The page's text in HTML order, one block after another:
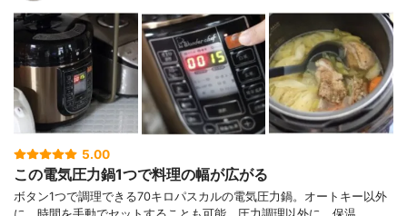
5.00
この電気圧力鍋1つで料理の幅が広がる
ボタン1つで調理できる70キロパスカルの電気圧力鍋。オートキー以外